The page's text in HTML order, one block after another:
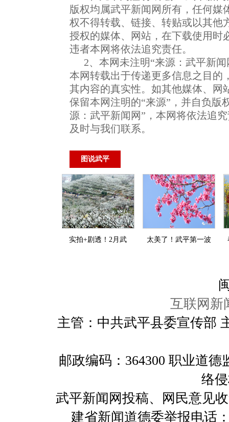
版权均属武平新闻网所有，任何媒
权不得转载、链接、转贴或以其他
授权的媒体、网站，在下载使用时
违者本网将依法追究责任。
2、本网未注明“来源：武平新
本网转载出于传递更多信息之目的
其内容的真实性。如其他媒体、网
保留本网注明的“来源”，并自负版
源：武平新闻网”，本网将依法追
及时与我们联系。
图说武平
实拍+剧透！2月武 太美了！武平第一波
互联网新
主管：中共武平县委宣传部
邮政编码：364300 职业道
络
武平新闻网投稿、网民意见
建省新闻道德委举报电话